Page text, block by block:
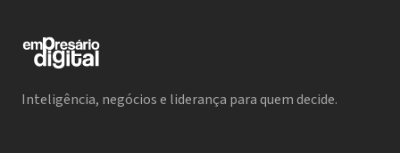
Inteligência, negócios e liderança para quem decide.